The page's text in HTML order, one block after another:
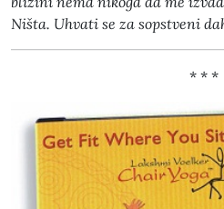
Ništa. Uhvati se za sopstveni
* * *